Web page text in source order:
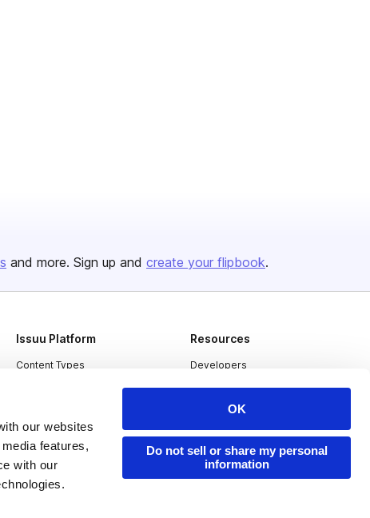
our websites
features,
with our
OK
Do not sell or share my personal
information
and more. Sign up and create your flipbook.
Issuu Platform
Content Types
Industries
Resources
Developers
Publisher Directory